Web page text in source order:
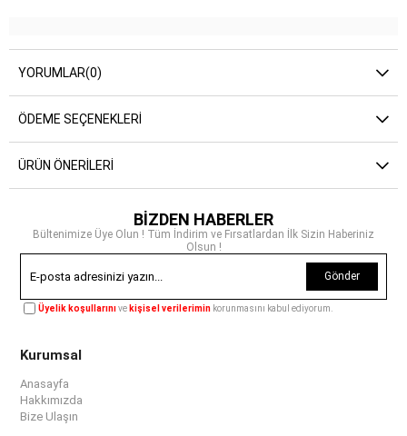
YORUMLAR(0)
ÖDEME SEÇENEKLERI
ÜRÜN ÖNERILERI
BİZDEN HABERLER
Bültenimize Üye Olun ! Tüm İndirim ve Fırsatlardan İlk Sizin Haberiniz
Olsun !
Gönder
Üyelik koşullarınıve kişisel verilerimin korunmasını kabul ediyorum.
Kurumsal
Anasayfa
Hakkımızda
Bize Ulaşın